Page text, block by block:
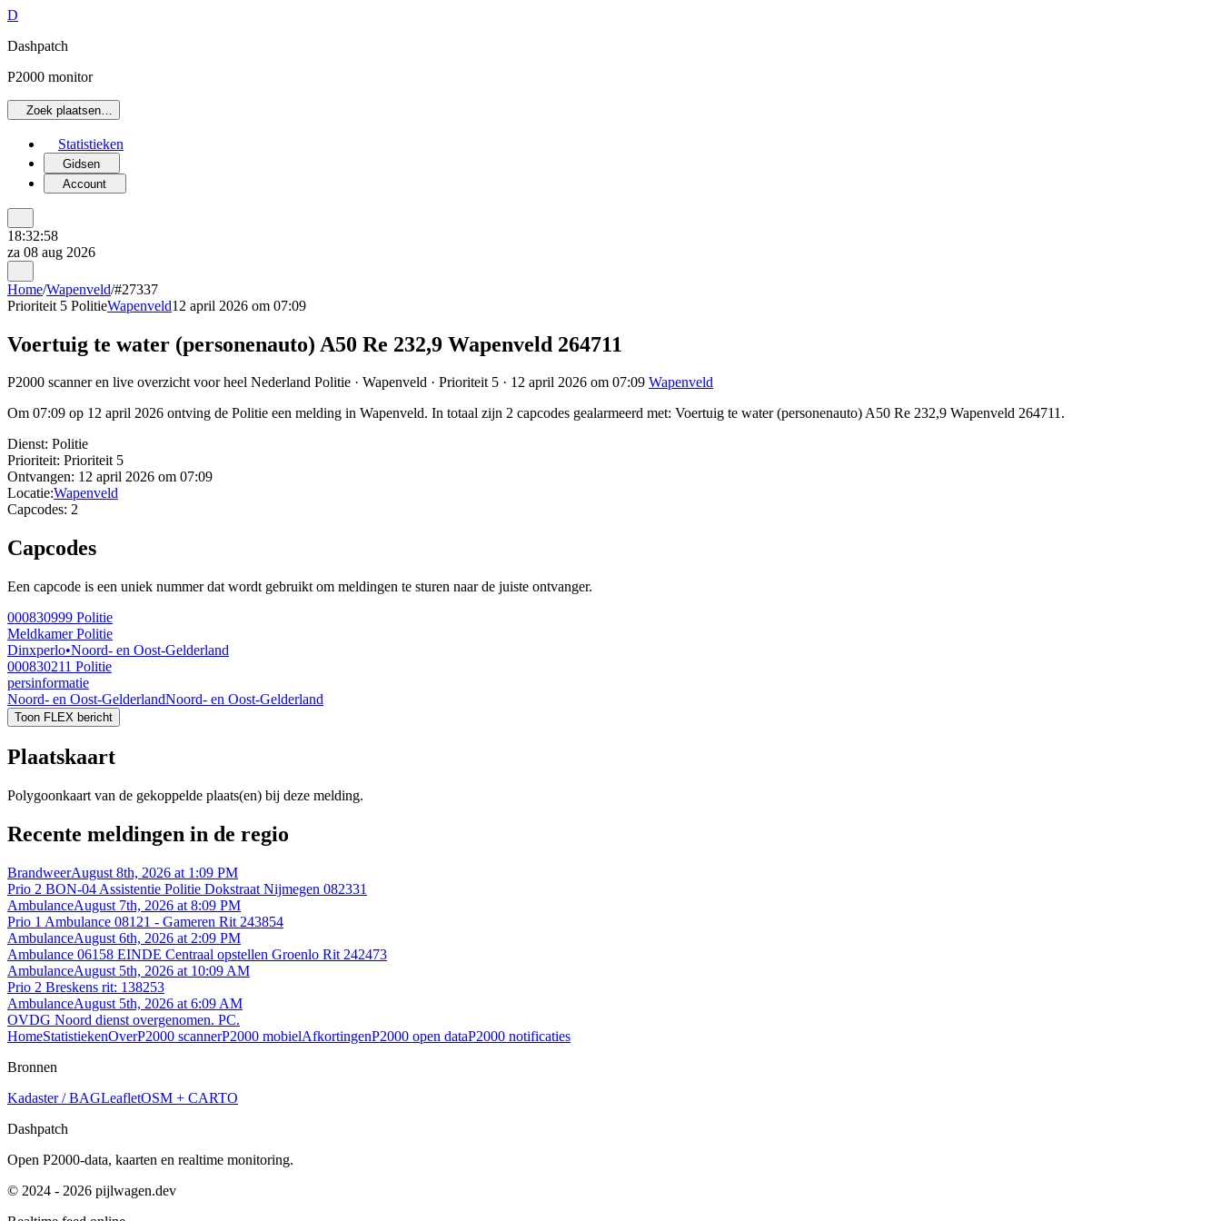
D
Dashpatch
P2000 monitor
Zoek plaatsen…
Statistieken
Gidsen
Account
18:32:58
za 08 aug 2026
Home/Wapenveld/#27337
Prioriteit 5 PolitieWapenveld12 april 2026 om 07:09
Voertuig te water (personenauto) A50 Re 232,9 Wapenveld 264711
P2000 scanner en live overzicht voor heel Nederland Politie · Wapenveld · Prioriteit 5 · 12 april 2026 om 07:09 Wapenveld
Om 07:09 op 12 april 2026 ontving de Politie een melding in Wapenveld. In totaal zijn 2 capcodes gealarmeerd met: Voertuig te water (personenauto) A50 Re 232,9 Wapenveld 264711.
Dienst: Politie
Prioriteit: Prioriteit 5
Ontvangen: 12 april 2026 om 07:09
Locatie:Wapenveld
Capcodes: 2
Capcodes
Een capcode is een uniek nummer dat wordt gebruikt om meldingen te sturen naar de juiste ontvanger.
000830999 Politie
Meldkamer Politie
Dinxperlo•Noord- en Oost-Gelderland
000830211 Politie
persinformatie
Noord- en Oost-GelderlandNoord- en Oost-Gelderland
Toon FLEX bericht
Plaatskaart
Polygoonkaart van de gekoppelde plaats(en) bij deze melding.
Recente meldingen in de regio
BrandweerAugust 8th, 2026 at 1:09 PM
Prio 2 BON-04 Assistentie Politie Dokstraat Nijmegen 082331
AmbulanceAugust 7th, 2026 at 8:09 PM
Prio 1 Ambulance 08121 - Gameren Rit 243854
AmbulanceAugust 6th, 2026 at 2:09 PM
Ambulance 06158 EINDE Centraal opstellen Groenlo Rit 242473
AmbulanceAugust 5th, 2026 at 10:09 AM
Prio 2 Breskens rit: 138253
AmbulanceAugust 5th, 2026 at 6:09 AM
OVDG Noord dienst overgenomen. PC.
HomeStatistiekenOverP2000 scannerP2000 mobielAfkortingenP2000 open dataP2000 notificaties
Bronnen
Kadaster / BAGLeafletOSM + CARTO
Dashpatch
Open P2000-data, kaarten en realtime monitoring.
© 2024 - 2026 pijlwagen.dev